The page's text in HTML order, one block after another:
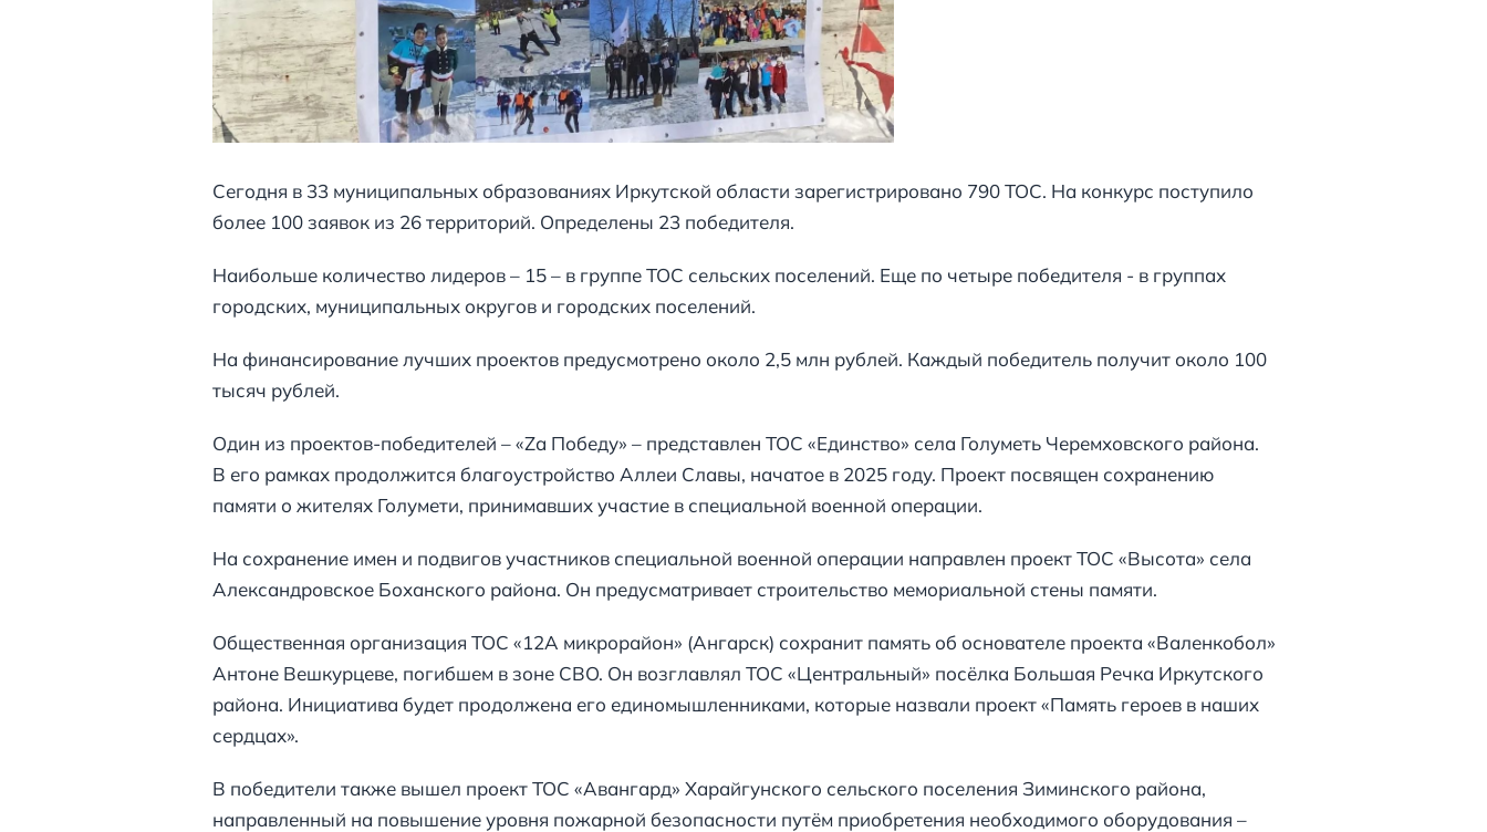
Сегодня в 33 муниципальных образованиях Иркутской области зарегистрировано 790 ТОС. На конкурс поступило
более 100 заявок из 26 территорий. Определены 23 победителя.
Наибольше количество лидеров – 15 – в группе ТОС сельских поселений. Еще по четыре победителя - в группах
городских, муниципальных округов и городских поселений.
На финансирование лучших проектов предусмотрено около 2,5 млн рублей. Каждый победитель получит около 100
тысяч рублей.
Один из проектов-победителей – «Zа Победу» – представлен ТОС «Единство» села Голуметь Черемховского района.
В его рамках продолжится благоустройство Аллеи Славы, начатое в 2025 году. Проект посвящен сохранению
памяти о жителях Голумети, принимавших участие в специальной военной операции.
На сохранение имен и подвигов участников специальной военной операции направлен проект ТОС «Высота» села
Александровское Боханского района. Он предусматривает строительство мемориальной стены памяти.
Общественная организация ТОС «12А микрорайон» (Ангарск) сохранит память об основателе проекта «Валенкобол»
Антоне Вешкурцеве, погибшем в зоне СВО. Он возглавлял ТОС «Центральный» посёлка Большая Речка Иркутского
района. Инициатива будет продолжена его единомышленниками, которые назвали проект «Память героев в наших
сердцах».
В победители также вышел проект ТОС «Авангард» Харайгунского сельского поселения Зиминского района,
направленный на повышение уровня пожарной безопасности путём приобретения необходимого оборудования –